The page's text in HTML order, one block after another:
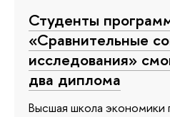
Студенты
«Сравнительные
исследования»
два диплома
Высшая школа экономики